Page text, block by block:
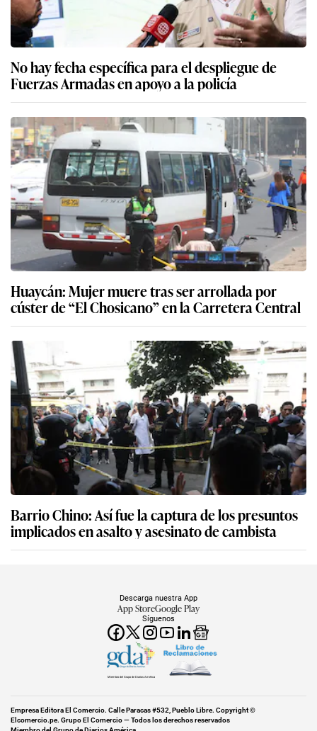
No hay fecha específica para el despliegue de
Fuerzas Armadas en apoyo a la policía
Huaycán: Mujer muere tras ser arrollada por
cúster de “El Chosicano” en la Carretera Central
Barrio Chino: Así fue la captura de los presuntos
implicados en asalto y asesinato de cambista
Síguenos
Descarga nuestra App
App StoreGoogle Play
Miembro del Grupo de Diarios América
Empresa Editora El Comercio. Calle Paracas #532, Pueblo Libre. Copyright ©
Elcomercio.pe. Grupo El Comercio — Todos los derechos reservados